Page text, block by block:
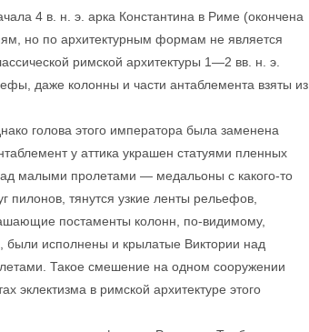
4 в. н. э. арка Константина в Риме (окончена
но по архитектурным формам не является
римской архитектуры 1—2 вв. н. э.
даже колонны и части антаблемента взяты из
голова этого императора была заменена
у аттика украшен статуями пленных
малыми пролетами — медальоны с какого-то
тянутся узкие ленты рельефов,
постаменты колонн, по-видимому,
были исполнены и крылатые Виктории над
Такое смешение на одном сооружении
эклектизма в римской архитектуре этого